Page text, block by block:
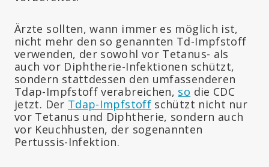
Ärzte sollten, wann immer es möglich ist,
nicht mehr den so genannten Td-Impfstoff
verwenden, der sowohl vor Tetanus- als
auch vor Diphtherie-Infektionen schützt,
sondern stattdessen den umfassenderen
Tdap-Impfstoff verabreichen, so die CDC
jetzt. Der Tdap-Impfstoff schützt nicht nur
vor Tetanus und Diphtherie, sondern auch
vor Keuchhusten, der sogenannten
Pertussis-Infektion.